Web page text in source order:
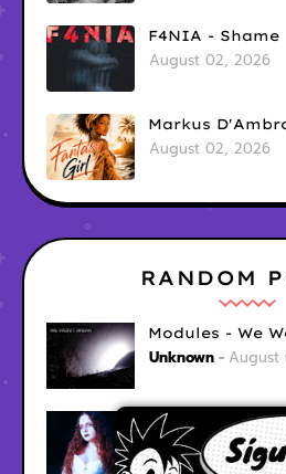
F4NIA - Shame
August 02, 2026
Markus
August 02, 2026
RANDOM
Modules - We
Unknown August
Sara Diana -
Ely August 05,